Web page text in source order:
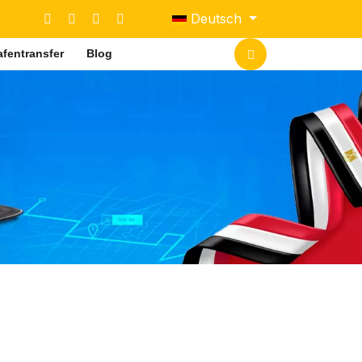
Sprache auswählen
Deutsch
Blog